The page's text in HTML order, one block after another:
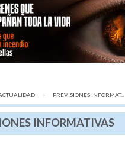
AQUÍ:
PREVISIONES INFORMAT...
INFORMATIVAS